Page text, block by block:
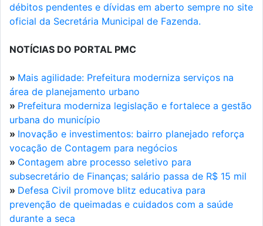
débitos pendentes e dívidas em aberto sempre no site
oficial da Secretária Municipal de Fazenda.
NOTÍCIAS DO PORTAL PMC
» Mais agilidade: Prefeitura moderniza serviços na
área de planejamento urbano
» Prefeitura moderniza legislação e fortalece a gestão
urbana do município
» Inovação e investimentos: bairro planejado reforça
vocação de Contagem para negócios
» Contagem abre processo seletivo para
subsecretário de Finanças; salário passa de R$ 15 mil
» Defesa Civil promove blitz educativa para
prevenção de queimadas e cuidados com a saúde
durante a seca